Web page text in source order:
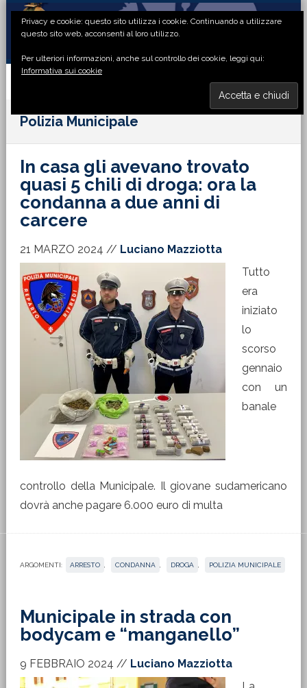
Passa
primaria
Passa
principale
Passa
laterale
Passa
di
Polizia Municipale
In casa gli avevano trovato
quasi 5 chili di droga: ora la
condanna a due anni di
carcere
21 MARZO 2024 // Luciano Mazziotta
Tutto
era
iniziato
lo
scorso
gennaio
con un
banale
controllo della Municipale. Il giovane sudamericano
dovrà anche pagare 6.000 euro di multa
ARGOMENTI: ARRESTO CONDANNA DROGA POLIZIA MUNICIPALE
Municipale in strada con
bodycam e “manganello”
9 FEBBRAIO 2024 // Luciano Mazziotta
Privacy e cookie: questo sito utilizza i cookie. Continuando a utilizzare
questo sito web, acconsenti al loro utilizzo.
Per ulteriori informazioni, anche sul controllo dei cookie, leggi qui:
Informativa sui cookie